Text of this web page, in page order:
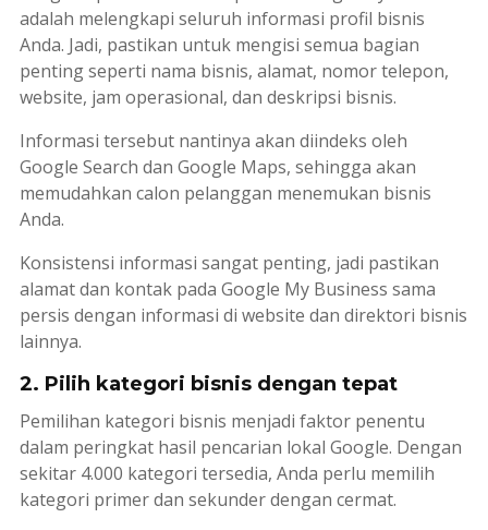
adalah melengkapi seluruh informasi profil bisnis
Anda. Jadi, pastikan untuk mengisi semua bagian
penting seperti nama bisnis, alamat, nomor telepon,
website, jam operasional, dan deskripsi bisnis.
Informasi tersebut nantinya akan diindeks oleh
Google Search dan Google Maps, sehingga akan
memudahkan calon pelanggan menemukan bisnis
Anda.
Konsistensi informasi sangat penting, jadi pastikan
alamat dan kontak pada Google My Business sama
persis dengan informasi di website dan direktori bisnis
lainnya.
2. Pilih kategori bisnis dengan tepat
Pemilihan kategori bisnis menjadi faktor penentu
dalam peringkat hasil pencarian lokal Google. Dengan
sekitar 4.000 kategori tersedia, Anda perlu memilih
kategori primer dan sekunder dengan cermat.